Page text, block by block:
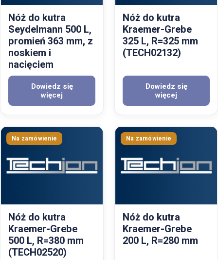
Nóż do kutra
Seydelmann 500 L,
promień 363 mm, z
noskiem i
nacięciem
Dowiedz się
więcej
Nóż do kutra
Kraemer-Grebe
325 L, R=325 mm
(TECH02132)
Dowiedz się
więcej
Nóż do kutra
Kraemer-Grebe
500 L, R=380 mm
(TECH02520)
Nóż do kutra
Kraemer-Grebe
200 L, R=280 mm